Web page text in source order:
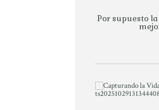
Por supuesto